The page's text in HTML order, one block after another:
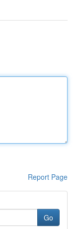
Report Page
Go